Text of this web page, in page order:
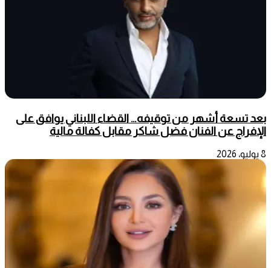
بعد تسعة أشهر من توقيفه… القضاء اللبناني يوافق على
الإفراج عن الفنان فضل شاكر مقابل كفالة مالية
8 يوليو، 2026